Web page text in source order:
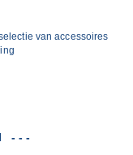
van accessoires
- - -